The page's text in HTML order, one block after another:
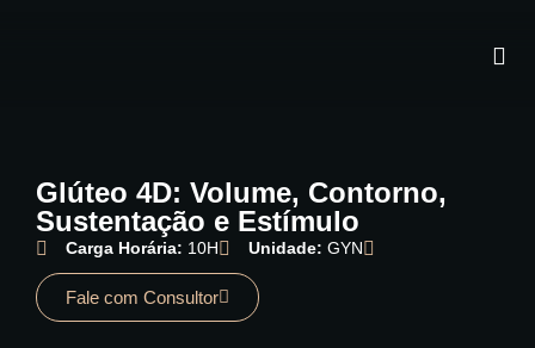
Glúteo 4D: Volume, Contorno,
Sustentação e Estímulo
Carga Horária: 10H Unidade: GYN
Fale com Consultor